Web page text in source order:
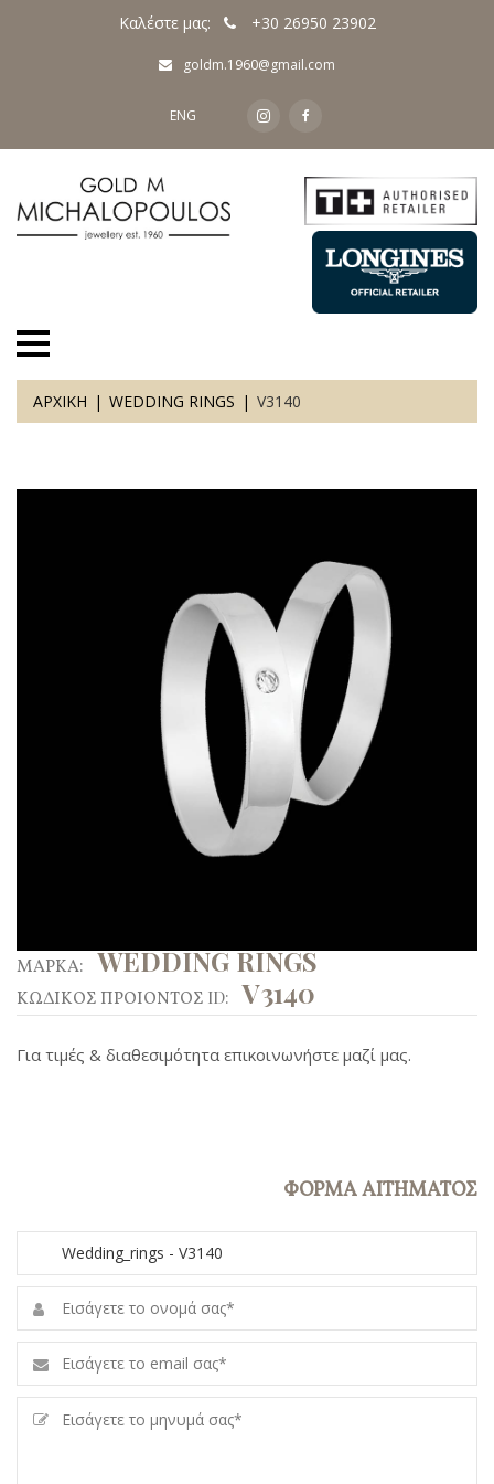
Καλέστε μας: +30 26950 23902
goldm.1960@gmail.com
ENG
ΑΡΧΙΚΗ WEDDING RINGS V3140
ΜΑΡΚΑ:WEDDING RINGS
ΚΩΔΙΚΟΣ ΠΡΟΙΟΝΤΟΣ ID: V3140
Για τιμές & διαθεσιμότητα επικοινωνήστε μαζί μας.
ΦΟΡΜΑ ΑΙΤΗΜΑΤΟΣ